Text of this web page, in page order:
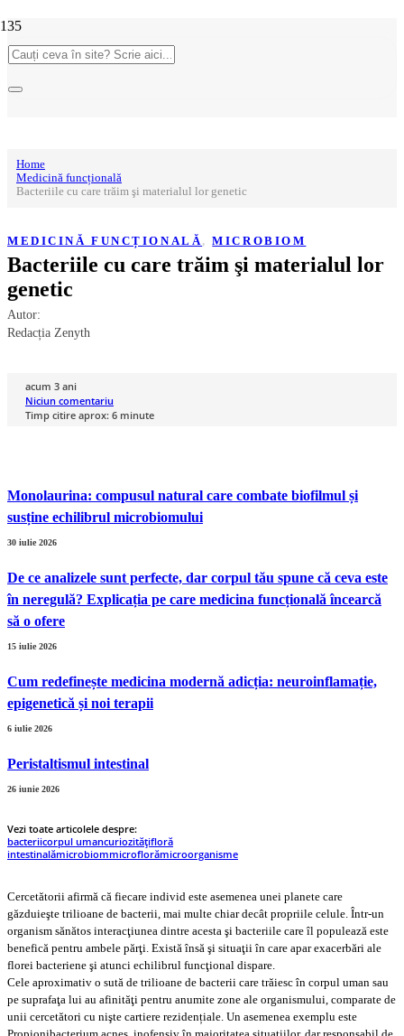
Home
Medicină funcțională
Bacteriile cu care trăim şi materialul lor genetic
MEDICINĂ FUNCȚIONALĂ,MICROBIOM
Bacteriile cu care trăim şi materialul lor
genetic
Autor:
Redacția Zenyth
acum 3 ani
Niciun comentariu
Timp citire aprox: 6 minute
Monolaurina: compusul natural care combate biofilmul și
susține echilibrul microbiomului
30 iulie 2026
De ce analizele sunt perfecte, dar corpul tău spune că ceva este
în neregulă? Explicația pe care medicina funcțională încearcă
să o ofere
15 iulie 2026
Cum redefinește medicina modernă adicția: neuroinflamație,
epigenetică și noi terapii
6 iulie 2026
Peristaltismul intestinal
26 iunie 2026
Vezi toate articolele despre:
bacteriicorpul umancuriozitățifloră
intestinalămicrobiommicroflorămicroorganisme
Cercetătorii afirmă că fiecare individ este asemenea unei planete care
găzduieşte trilioane de bacterii, mai multe chiar decât propriile celule. Într-un
organism sănătos interacţiunea dintre acesta şi bacteriile care îl populează este
benefică pentru ambele părţi. Există însă şi situaţii în care apar exacerbări ale
florei bacteriene şi atunci echilibrul funcţional dispare.
Cele aproximativ o sută de trilioane de bacterii care trăiesc în corpul uman sau
pe suprafaţa lui au afinităţi pentru anumite zone ale organismului, comparate de
unii cercetători cu nişte cartiere rezidențiale. Un asemenea exemplu este